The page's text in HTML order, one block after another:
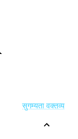
सुगम्यता वक्तव्य